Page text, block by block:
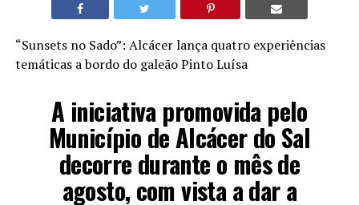
“Sunsets no Sado”: Alcácer lança quatro experiências
temáticas a bordo do galeão Pinto Luísa
A iniciativa promovida pelo
Município de Alcácer do Sal
decorre durante o mês de
agosto, com vista a dar a